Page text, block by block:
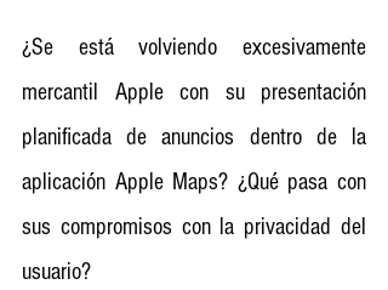
¿Se está volviendo excesivamente
mercantil Apple con su presentación
planificada de anuncios dentro de la
aplicación Apple Maps? ¿Qué pasa con
sus compromisos con la privacidad del
usuario?